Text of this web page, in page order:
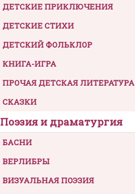
ДЕТСКИЕ ПРИКЛЮЧЕНИЯ
ДЕТСКИЕ СТИХИ
ДЕТСКИЙ ФОЛЬКЛОР
КНИГА-ИГРА
ПРОЧАЯ ДЕТСКАЯ ЛИТЕРАТУРА
СКАЗКИ
Поэзия и драматургия
БАСНИ
ВЕРЛИБРЫ
ВИЗУАЛЬНАЯ ПОЭЗИЯ